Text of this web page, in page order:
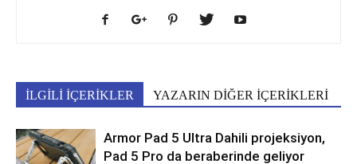
İLGİLİ İÇERİKLER YAZARIN DİĞER İÇERİKLERİ
Armor Pad 5 Ultra Dahili projeksiyon,
Pad 5 Pro da beraberinde geliyor